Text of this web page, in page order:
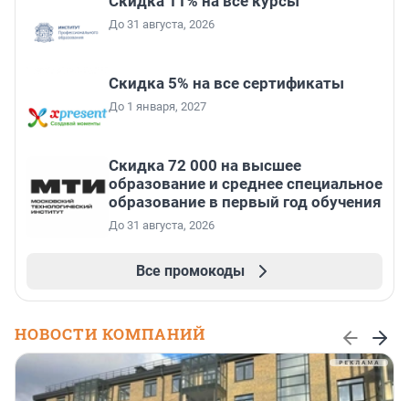
До 31 августа, 2026
Скидка 5% на все сертификаты
До 1 января, 2027
Скидка 72 000 на высшее
образование и среднее специальное
образование в первый год обучения
До 31 августа, 2026
Все промокоды
НОВОСТИ КОМПАНИЙ